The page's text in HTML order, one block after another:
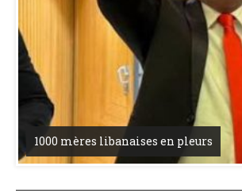
1000 mères libanaises en pleurs